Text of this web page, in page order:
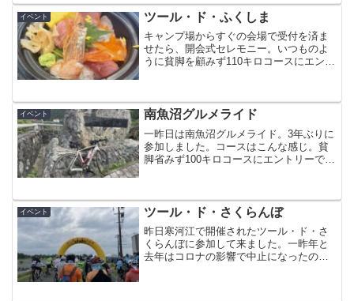
じ。何かに形が似てるなぁ...
イベント ツール・ド・ふくしま
キャンプ場からすぐの会場で受付を済ま
せたら、開会式セレモニー。いつものよ
うに貧脚を顧みず110キロコースにエント
第一エイドはバー...
イベント 南魚沼グルメライド
一昨日は南魚沼グルメライド。3年ぶりに
参加しました。コースはこんな感じ。貧
脚省みず100キロコースにエントリーです
す。まず会...
イベント ツール・ド・さくらんぼ
昨日寒河江で開催されたツール・ド・さ
くらんぼに参加して来ました。一昨年と
去年はコロナの影響で中止になったの